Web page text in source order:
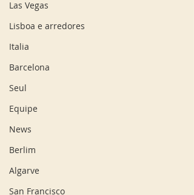
Las Vegas
Lisboa e arredores
Italia
Barcelona
Seul
Equipe
News
Berlim
Algarve
San Francisco